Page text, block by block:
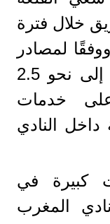
خلال فترة
ووفقًا لمصادر
مطلعة، رفع الأهلي عرضه إلى نحو 2.5
خدمات
النادي
كبيرة في
المغرب